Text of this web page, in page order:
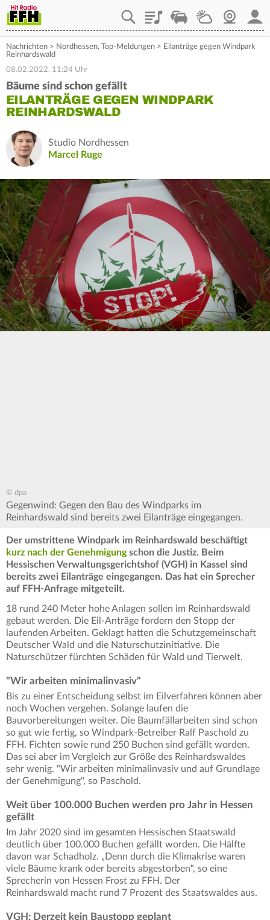
PlaylistStaupilotWetterWebcam
Nachrichten > Nordhessen, Top-Meldungen > Eilanträge gegen Windpark
Reinhardswald
08.02.2022, 11:24 Uhr
Bäume sind schon gefällt
EILANTRÄGE GEGEN WINDPARK
REINHARDSWALD
Studio Nordhessen
Marcel Ruge
© dpa
Gegenwind: Gegen den Bau des Windparks im
Reinhardswald sind bereits zwei Eilanträge eingegangen.
Der umstrittene Windpark im Reinhardswald beschäftigt
kurz nach der Genehmigungschon die Justiz. Beim
Hessischen Verwaltungsgerichtshof (VGH) in Kassel sind
bereits zwei Eilanträge eingegangen. Das hat ein Sprecher
auf FFH-Anfrage mitgeteilt.
18 rund 240 Meter hohe Anlagen sollen im Reinhardswald
gebaut werden. Die Eil-Anträge fordern den Stopp der
laufenden Arbeiten. Geklagt hatten die Schutzgemeinschaft
Deutscher Wald und die Naturschutzinitiative. Die
Naturschützer fürchten Schäden für Wald und Tierwelt.
"Wir arbeiten minimalinvasiv"
Bis zu einer Entscheidung selbst im Eilverfahren können aber
noch Wochen vergehen. Solange laufen die
Bauvorbereitungen weiter. Die Baumfällarbeiten sind schon
so gut wie fertig, so Windpark-Betreiber Ralf Paschold zu
FFH. Fichten sowie rund 250 Buchen sind gefällt worden.
Das sei aber im Vergleich zur Größe des Reinhardswaldes
sehr wenig. "Wir arbeiten minimalinvasiv und auf Grundlage
der Genehmigung", so Paschold.
Weit über 100.000 Buchen werden pro Jahr in Hessen
gefällt
Im Jahr 2020 sind im gesamten Hessischen Staatswald
deutlich über 100.000 Buchen gefällt worden. Die Hälfte
davon war Schadholz. „Denn durch die Klimakrise waren
viele Bäume krank oder bereits abgestorben“, so eine
Sprecherin von Hessen Frost zu FFH. Der
Reinhardswald macht rund 7 Prozent des Staatswaldes aus.
VGH: Derzeit kein Baustopp geplant